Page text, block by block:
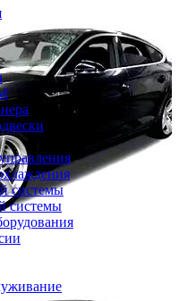
системы
системы